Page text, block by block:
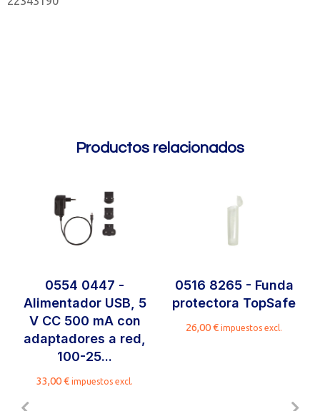
Productos relacionados
0554 0447 -
Alimentador USB, 5
V CC 500 mA con
adaptadores a red,
100-25...
33,00€ impuestos excl.
0516 8265 - Funda
protectora TopSafe
26,00€ impuestos excl.